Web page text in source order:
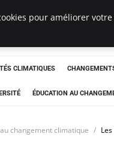
CLIMATIQUES
ÉDUCATION AU
changement climatique
pour améliorer